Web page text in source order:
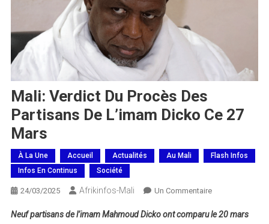
Mali: Verdict Du Procès Des
Partisans De L’imam Dicko Ce 27
Mars
À La Une Accueil Actualités Au Mali
Flash Infos
Infos En Continus
Société
24/03/2025 Afrikinfos-Mali Un CommentaireSur
Verdict
Neuf partisans de l’imam Mahmoud Dicko ont comparu le 20 mars